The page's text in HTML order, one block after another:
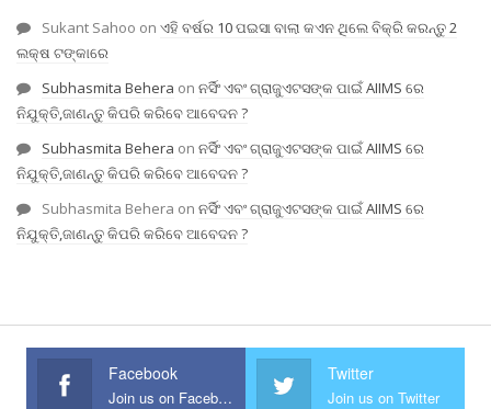
Sukant Sahoo on ଏହି ବର୍ଷର 10 ପଇସା ବାଲା କଏନ ଥିଲେ ବିକ୍ରି କରନ୍ତୁ 2
ଲକ୍ଷ ଟଙ୍କାରେ
Subhasmita Behera on ନର୍ସିଂ ଏବଂ ଗ୍ରାଜୁଏଟସଙ୍କ ପାଇଁ AIIMS ରେ
ନିଯୁକ୍ତି,ଜାଣନ୍ତୁ କିପରି କରିବେ ଆବେଦନ ?
Subhasmita Behera on ନର୍ସିଂ ଏବଂ ଗ୍ରାଜୁଏଟସଙ୍କ ପାଇଁ AIIMS ରେ
ନିଯୁକ୍ତି,ଜାଣନ୍ତୁ କିପରି କରିବେ ଆବେଦନ ?
Subhasmita Behera on ନର୍ସିଂ ଏବଂ ଗ୍ରାଜୁଏଟସଙ୍କ ପାଇଁ AIIMS ରେ
ନିଯୁକ୍ତି,ଜାଣନ୍ତୁ କିପରି କରିବେ ଆବେଦନ ?
Facebook
Join us on Facebook
Twitter
Join us on Twitter